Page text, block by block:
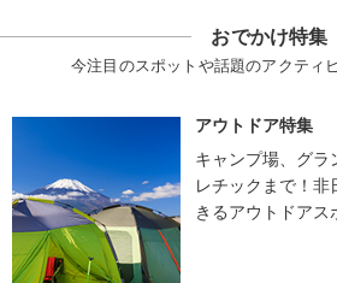
おでかけ特集
今注目のスポットや話題のアクティ
アウトドア特集
キャンプ場、グラ
レチックまで！
きるアウトドアス